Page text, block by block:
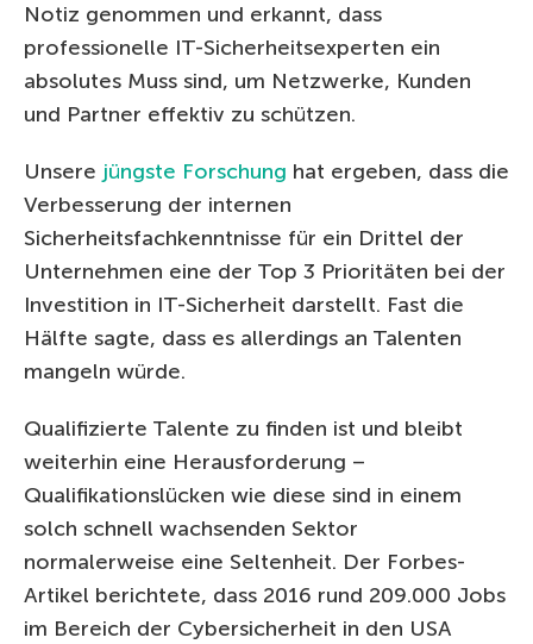
Notiz genommen und erkannt, dass
professionelle IT-Sicherheitsexperten ein
absolutes Muss sind, um Netzwerke, Kunden
und Partner effektiv zu schützen.
Unsere jüngste Forschung hat ergeben, dass die
Verbesserung der internen
Sicherheitsfachkenntnisse für ein Drittel der
Unternehmen eine der Top 3 Prioritäten bei der
Investition in IT-Sicherheit darstellt. Fast die
Hälfte sagte, dass es allerdings an Talenten
mangeln würde.
Qualifizierte Talente zu finden ist und bleibt
weiterhin eine Herausforderung –
Qualifikationslücken wie diese sind in einem
solch schnell wachsenden Sektor
normalerweise eine Seltenheit. Der Forbes-
Artikel berichtete, dass 2016 rund 209.000 Jobs
im Bereich der Cybersicherheit in den USA